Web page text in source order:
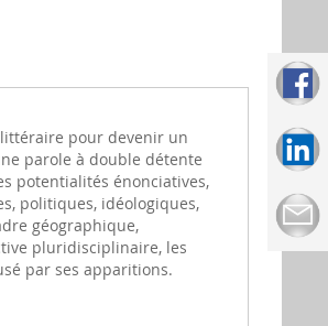
pour devenir un
parole à double détente
potentialités énonciatives,
politiques, idéologiques,
géographique,
pluridisciplinaire, les
par ses apparitions.